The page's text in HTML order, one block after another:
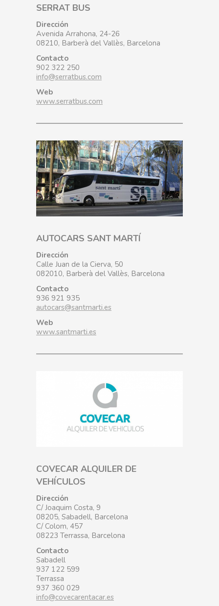
SERRAT BUS
Dirección
Avenida Arrahona, 24-26
08210, Barberà del Vallès, Barcelona
Contacto
902 322 250
info@serratbus.com
Web
www.serratbus.com
AUTOCARS SANT MARTÍ
Dirección
Calle Juan de la Cierva, 50
082010, Barberà del Vallès, Barcelona
Contacto
936 921 935
autocars@santmarti.es
Web
www.santmarti.es
COVECAR ALQUILER DE
VEHÍCULOS
Dirección
C/ Joaquim Costa, 9
08205, Sabadell, Barcelona
C/ Colom, 457
08223 Terrassa, Barcelona
Contacto
Sabadell
937 122 599
Terrassa
937 360 029
info@covecarentacar.es